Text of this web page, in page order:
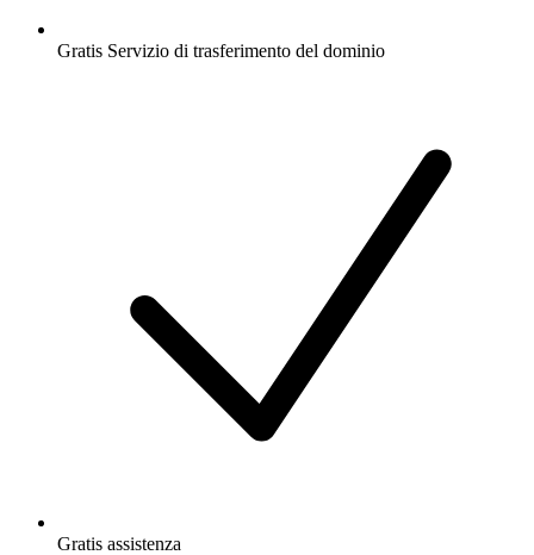
Gratis Servizio di trasferimento del dominio
Gratis assistenza